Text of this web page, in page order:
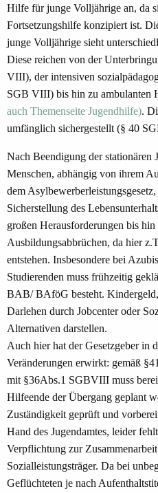
Hilfe für junge Volljährige an, da
Fortsetzungshilfe konzipiert ist.
junge Volljährige sieht
Diese reichen von der
VIII), der intensiven
SGB VIII) bis hin zu
auch Themenseite Jugendhilfe).
umfänglich sichergestellt (§ 40
Nach Beendigung der stationären
Menschen, abhängig von ihrem
dem
Sicherstellung des
großen Herausforderungen bis
Ausbildungsabbrüchen, da hier
entstehen. Insbesondere bei
Studierenden muss frühzeitig
BAB/ BAföG besteht.
Darlehen durch Jobcenter oder
Alternativen darstellen.
Auch hier hat der Gesetzgeber in
Veränderungen erwirkt: gemäß
mit §36Abs.1 SGBVIII muss
Hilfeende der Übergang geplant
Zuständigkeit geprüft und
Hand des Jugendamtes, leider
Verpflichtung zur
Sozialleistungsträger. Da bei
Geflüchteten je nach